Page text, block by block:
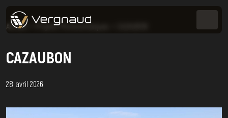
Accueil Projets Photovoltaïques
CAZAUBON
28 avril 2026